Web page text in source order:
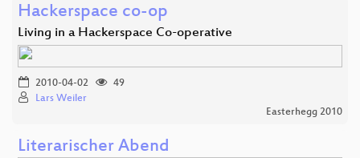
Hackerspace co-op
Living in a Hackerspace Co-operative
2010-04-02
49
Lars Weiler
Easterhegg 2010
Literarischer Abend